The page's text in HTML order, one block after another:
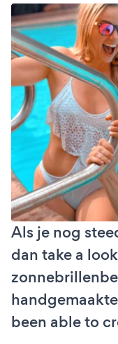
Als je nog
dan take a
been able to